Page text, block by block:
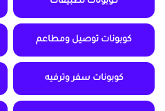
كوبونات توصيل ومطاعم
كوبونات سفر وترفيه